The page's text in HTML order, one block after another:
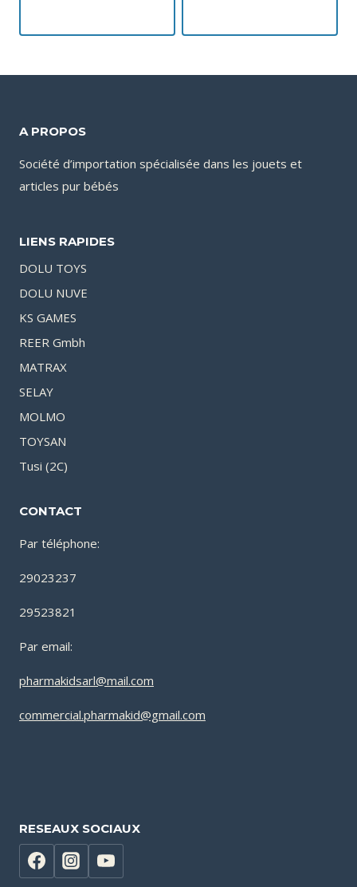
A PROPOS
Société d’importation spécialisée dans les jouets et
articles pur bébés
LIENS RAPIDES
DOLU TOYS
DOLU NUVE
KS GAMES
REER Gmbh
MATRAX
SELAY
MOLMO
TOYSAN
Tusi (2C)
CONTACT
Par téléphone:
29023237
29523821
Par email:
pharmakidsarl@mail.com
commercial.pharmakid@gmail.com
RESEAUX SOCIAUX